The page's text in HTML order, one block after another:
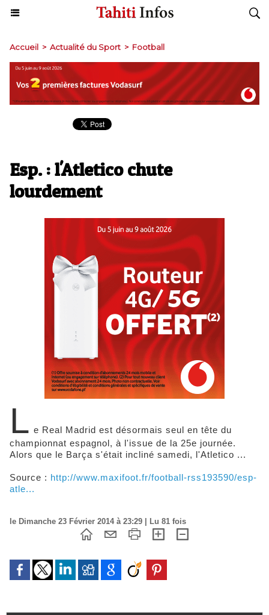
Accueil > Actualité du Sport > Football
Esp. : l'Atletico chute
lourdement
L e Real Madrid est désormais seul en tête du
championnat espagnol, à l'issue de la 25e journée.
Alors que le Barça s'était incliné samedi, l'Atletico ...
Source : http://www.maxifoot.fr/football-rss193590/esp-
atle...
le Dimanche 23 Février 2014 à 23:29 | Lu 81 fois